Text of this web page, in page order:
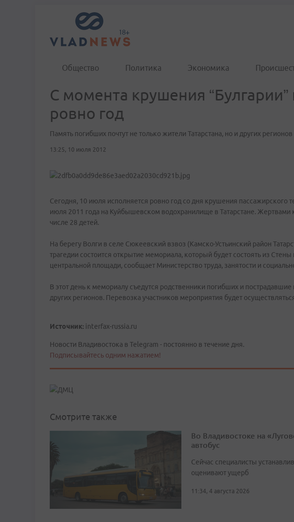
Общество Политика Экономика
С момента крушения “Булгарии”
ровно год
Память погибших почтут не только жители Татарстана, но и других регионов
13:25, 10 июля 2012
Сегодня, 10 июля исполняется ровно год со дня крушения пассажирского
июля 2011 года на Куйбышевском водохранилище в Татарстане. Жертвами
числе 28 детей.
На берегу Волги в селе Сюкеевский взвоз (Камско-Устьинский район
трагедии состоится открытие мемориала, который будет состоять из
центральной площади, сообщает Министерство труда, занятости и
В этот день к мемориалу съедутся родственники погибших и пострадавшие
других регионов. Перевозка участников мероприятия будет
Источник: interfax-russia.ru
Новости Владивостока в Telegram - постоянно в течение дня.
Подписывайтесь одним нажатием!
Смотрите также
Во Владивостоке на
автобус
Сейчас специалисты
оценивают ущерб
11:34, 4 августа 2026